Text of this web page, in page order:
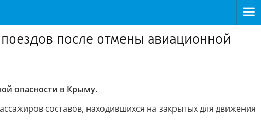
после отмены авиационной
опасности в Крыму.
составов, находившихся на закрытых для движения